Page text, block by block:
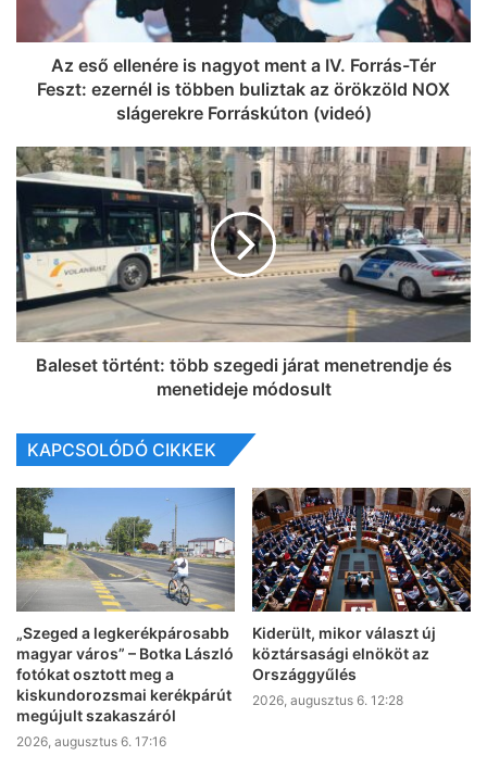
Az eső ellenére is nagyot ment a IV. Forrás-Tér
Feszt: ezernél is többen buliztak az örökzöld NOX
slágerekre Forráskúton (videó)
Baleset történt: több szegedi járat menetrendje és
menetideje módosult
KAPCSOLÓDÓ CIKKEK
„Szeged a legkerékpárosabb
magyar város” – Botka László
fotókat osztott meg a
kiskundorozsmai kerékpárút
megújult szakaszáról
2026, augusztus 6. 17:16
Kiderült, mikor választ új
köztársasági elnököt az
Országgyűlés
2026, augusztus 6. 12:28